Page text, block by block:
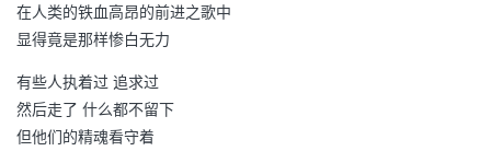
在人类的铁血高昂的前进之歌中
显得竟是那样惨白无力
有些人执着过 追求过
然后走了 什么都不留下
但他们的精魂看守着